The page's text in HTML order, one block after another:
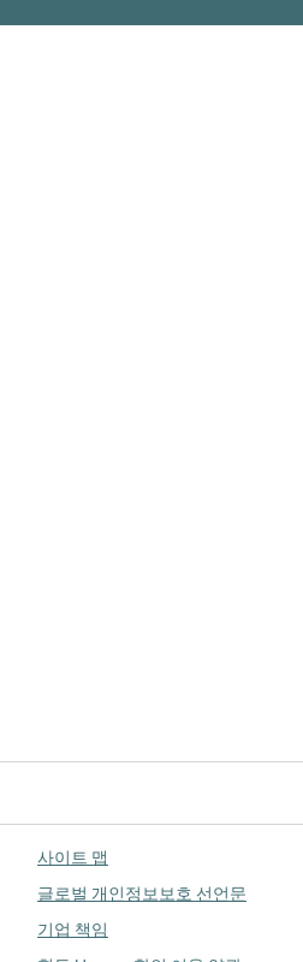
사이트 맵
글로벌 개인정보보호 선언문
기업 책임